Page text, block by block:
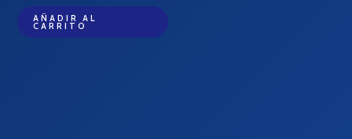
AÑADIR AL
CARRITO